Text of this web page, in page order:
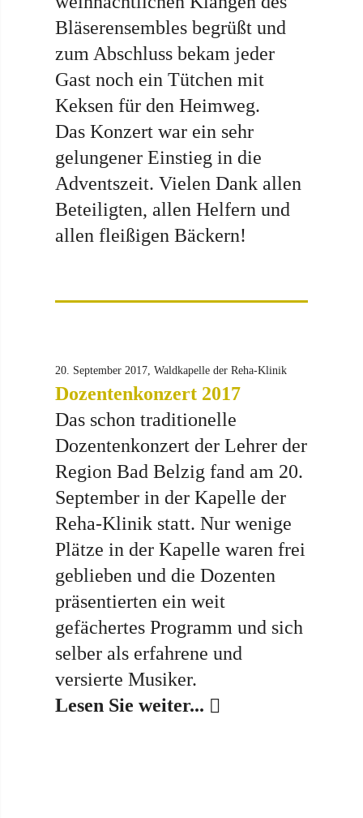
Bläserensembles begrüßt und
zum Abschluss bekam jeder
Gast noch ein Tütchen mit
Keksen für den Heimweg.
Das Konzert war ein sehr
gelungener Einstieg in die
Adventszeit. Vielen Dank allen
Beteiligten, allen Helfern und
allen fleißigen Bäckern!
20. September 2017, Waldkapelle der Reha-Klinik
Dozentenkonzert 2017
Das schon traditionelle
Dozentenkonzert der Lehrer der
Region Bad Belzig fand am 20.
September in der Kapelle der
Reha-Klinik statt. Nur wenige
Plätze in der Kapelle waren frei
geblieben und die Dozenten
präsentierten ein weit
gefächertes Programm und sich
selber als erfahrene und
versierte Musiker.
Lesen Sie weiter...